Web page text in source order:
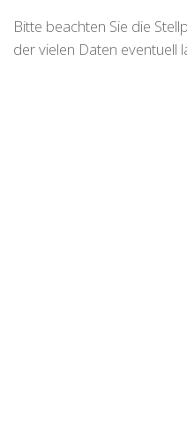
Bitte beachten Sie die
der vielen Daten eventuell